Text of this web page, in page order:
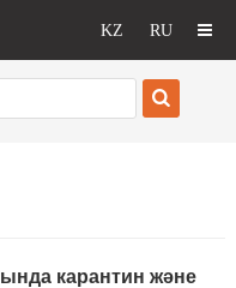
карантин және